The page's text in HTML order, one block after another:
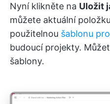
Nyní klikněte na Uložit
můžete aktuální
použitelnou šablonu
budoucí projekty.
šablony.